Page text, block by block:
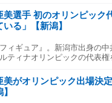
ァイナルで銀メダルを獲得
ティナオリンピックの代表選
ルを着氷させるなど、大舞台
「オリンピックは自分にとっ
姿を見せたいので、しっか
ックの開幕は2月6日、フィ
美選手 初のオリンピック
る」【新潟】
ィギュア』。新潟市出身の
ティナオリンピックの代表
オリンピック代表選考大会『
トプログラムでは、演技冒頭
プルアクセルでした。」 代
美がオリンピック出場決